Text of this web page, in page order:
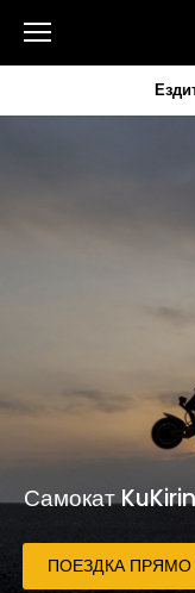
содержанию
Самокат
ПОЕЗДКА